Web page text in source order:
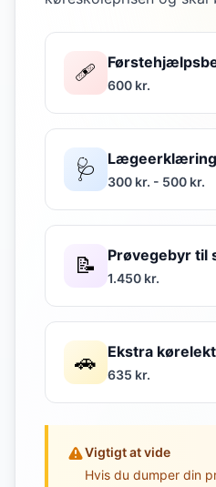
🩹 600 kr.
🩺 Lægeerklæring
300 kr. - 500 kr.
📝 Prøvegebyr til
1.450 kr.
🚗 Ekstra
635 kr.
Vigtigt at vide
Hvis du dumper din